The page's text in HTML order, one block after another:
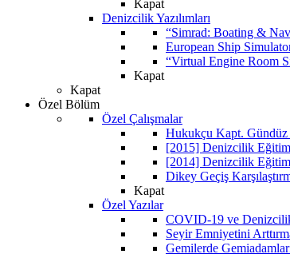
Kapat
Denizcilik Yazılımları
“Simrad: Boating &
European Ship
“Virtual Engine Room
Kapat
Kapat
Özel Bölüm
Özel Çalışmalar
Hukukçu Kapt. Gündüz
[2015] Denizcilik
[2014] Denizcilik
Dikey Geçiş
Kapat
Özel Yazılar
COVID-19 ve
Seyir Emniyetini
Gemilerde